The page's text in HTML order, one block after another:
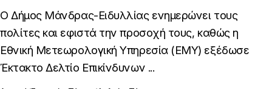
Ο Δήμος Μάνδρας-Ειδυλλίας ενημερώνει τους
πολίτες και εφιστά την προσοχή τους, καθώς η
Εθνική Μετεωρολογική Υπηρεσία (ΕΜΥ) εξέδωσε
Έκτακτο Δελτίο Επικίνδυνων ...